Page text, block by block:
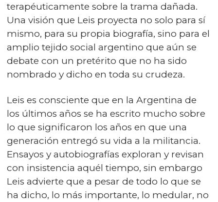
terapéuticamente sobre la trama dañada.
Una visión que Leis proyecta no solo para sí
mismo, para su propia biografía, sino para el
amplio tejido social argentino que aún se
debate con un pretérito que no ha sido
nombrado y dicho en toda su crudeza.
Leis es consciente que en la Argentina de
los últimos años se ha escrito mucho sobre
lo que significaron los años en que una
generación entregó su vida a la militancia.
Ensayos y autobiografías exploran y revisan
con insistencia aquél tiempo, sin embargo
Leis advierte que a pesar de todo lo que se
ha dicho, lo más importante, lo medular, no